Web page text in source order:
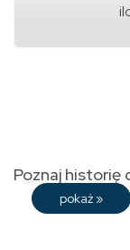
Poznaj
pokaż »